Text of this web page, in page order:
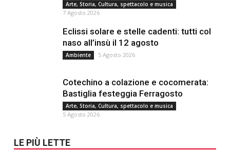
Arte, Storia, Cultura, spettacolo e musica
7 Agosto 2026
Eclissi solare e stelle cadenti: tutti col
naso all’insù il 12 agosto
Ambiente 5 Agosto 2026
Cotechino a colazione e cocomerata:
Bastiglia festeggia Ferragosto
Arte, Storia, Cultura, spettacolo e musica
5 Agosto 2026
LE PIÙ LETTE